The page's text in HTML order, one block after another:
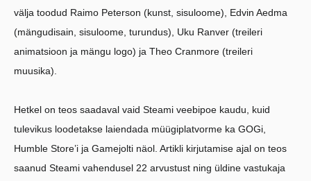
välja toodud Raimo Peterson (kunst, sisuloome), Edvin Aedma
(mängudisain, sisuloome, turundus), Uku Ranver (treileri
animatsioon ja mängu logo) ja Theo Cranmore (treileri
muusika).
Hetkel on teos saadaval vaid Steami veebipoe kaudu, kuid
tulevikus loodetakse laiendada müügiplatvorme ka GOGi,
Humble Store’i ja Gamejolti näol. Artikli kirjutamise ajal on teos
saanud Steami vahendusel 22 arvustust ning üldine vastukaja